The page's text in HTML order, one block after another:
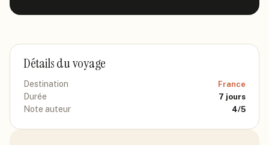
Détails du voyage
Destination France
Durée 7 jours
Note auteur 4/5